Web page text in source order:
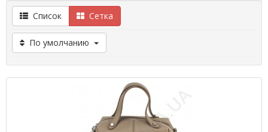
Список Сетка
По умолчанию